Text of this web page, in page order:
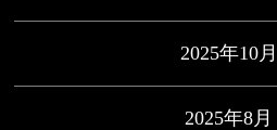
2025年10月
2025年8月